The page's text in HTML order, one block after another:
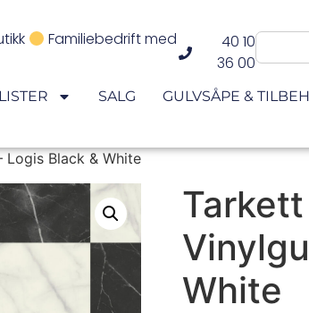
Familiebedrift med
40 10
36 00
LISTER SALG GULVSÅPE &
Black & White
White